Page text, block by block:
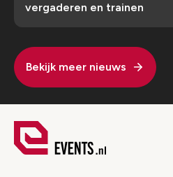
vergaderen en trainen
Bekijk meer nieuws